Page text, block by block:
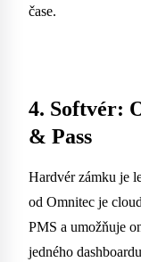
čase.
4. Softvér:
& Pass
Hardvér zámku je
od Omnitec je
PMS a umožňuje
jedného